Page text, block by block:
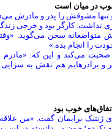
در میان است
تنها مشوقش را پدر و مادرش
نداشت. کارگر بود و خرجی
متواضعانه سخن می‌گوید.
را انجام بده.»
صحبت می‌کند و این که:
و برادرهایم هم نقش به
خوب بود
برایمان گفت. «من علاقه